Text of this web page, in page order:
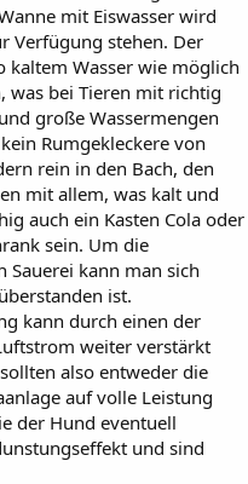
mit Eiswasser wird
Verfügung stehen. Der
kaltem Wasser wie möglich
was bei Tieren mit richtig
große Wassermengen
Rumgekleckere von
rein in den Bach, den
mit allem, was kalt und
auch ein Kasten Cola oder
sein. Um die
Sauerei kann man sich
ist.
kann durch einen der
weiter verstärkt
also entweder die
auf volle Leistung
der Hund eventuell
und sind